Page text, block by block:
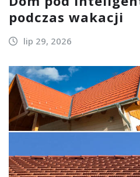
podczas wakacji
lip 29, 2026